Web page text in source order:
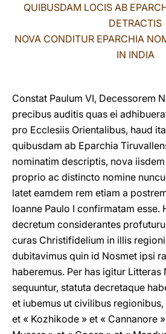
QUIBUSDAM LOCIS AB
DETRACTIS
NOVA CONDITUR EPARCHIA
IN INDIA
Constat Paulum VI, Decessorem
precibus auditis quas ei
pro Ecclesiis Orientalibus, haud
quibusdam ab Eparchia
nominatim descriptis, nova
proprio ac distincto nomine
latet eamdem rem etiam a
Ioanne Paulo I confirmatam esse.
decretum considerantes
curas Christifidelium in illis
dubitavimus quin id Nosmet ipsi
haberemus. Per has igitur Litteras
sequuntur, statuta decretaque
et iubemus ut civilibus
et « Kozhikode » et « Cannanore